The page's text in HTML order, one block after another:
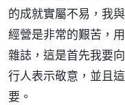
的成就實屬不易，我
經營是非常的艱苦，
雜誌，這是首先我要
行人表示敬意，並且
要。